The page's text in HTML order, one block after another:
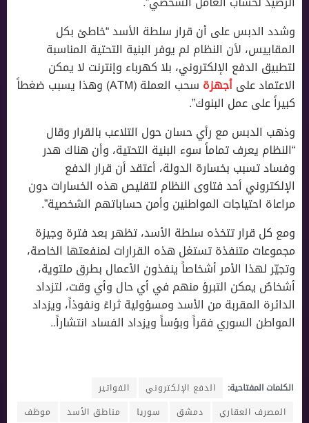
وشدد الدبس على أن قرار سلطة الأسد “خاطئ بكل
المقاييس، لأن النظام لم يوفر البنية التحتية المناسبة
لتطبيق الدفع الإلكتروني، بلا كهرباء وإنترنت لا يمكن
الاعتماد علىأجهزة
سحب العملة (ATM) وهذا يسبب ضغطاً
كبيراً على عمل البنوك”.
وذهب الدبس مع رأي حسان حول التلاعب بالقرار وقال
“النظام يعرف تماماً سوء البنية التحتية، وأن هناك هدر
وفساد تسبب بخسارة الدولة، أعتقد أن قرار الدفع
الإلكتروني أحد فتاوى النظام لتقليص هذه الخسارات دون
مراعاة احتياجات المواطنين وأمن حساباتهم الشخصية”.
ومع كل قرار تتخذه سلطة الأسد، تظهر بعد فترة وجيزة
مجموعات متنفذة تستغل هذه القرارات لمنفعتها الخاصة،
وتجيّر لهذا الأمر أشخاصاً ينفذون الأعمال بطرق ملتوية،
أشخاصٌ يمكن التبرؤ منهم في أي حال وأي وقت، لتزداد
الدائرة المقربة من الأسد ومسؤولية ثراءً ونفوذاً، ويزداد
المواطن السوري فقراً وبؤساً ويزداد الفساد انتشاراً..
الكلمات المفتاحية: الدفع الإلكتروني
الفواتير
المصرف العقاري
دمشق سوريا مناطق الأسد موظف